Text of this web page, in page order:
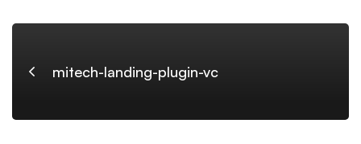
mitech-landing-plugin-vc